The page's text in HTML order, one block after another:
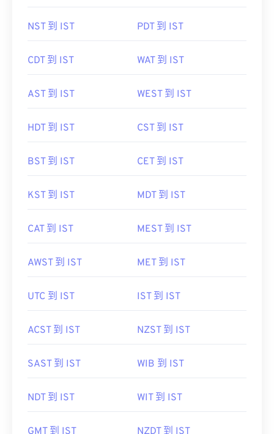
NST 到 IST PDT 到 IST
CDT 到 IST WAT 到 IST
AST 到 IST WEST 到 IST
HDT 到 IST CST 到 IST
BST 到 IST CET 到 IST
KST 到 IST MDT 到 IST
CAT 到 IST MEST 到 IST
AWST 到 IST MET 到 IST
UTC 到 IST IST 到 IST
ACST 到 IST NZST 到 IST
SAST 到 IST WIB 到 IST
NDT 到 IST WIT 到 IST
GMT 到 IST NZDT 到 IST